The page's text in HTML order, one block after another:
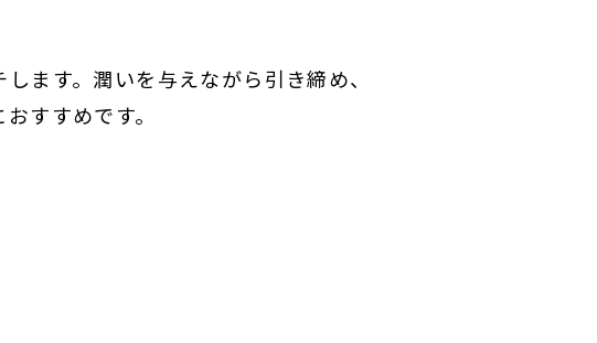
ます。潤いを与えながら引き締め、
すすめです。